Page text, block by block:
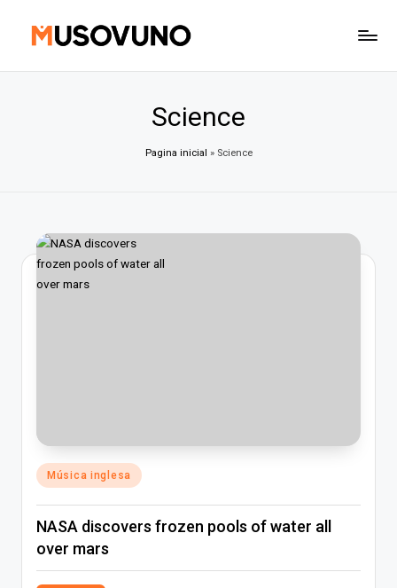
Science
Pagina inicial » Science
Posted
in
Música inglesa
NASA discovers frozen pools of water all
over mars